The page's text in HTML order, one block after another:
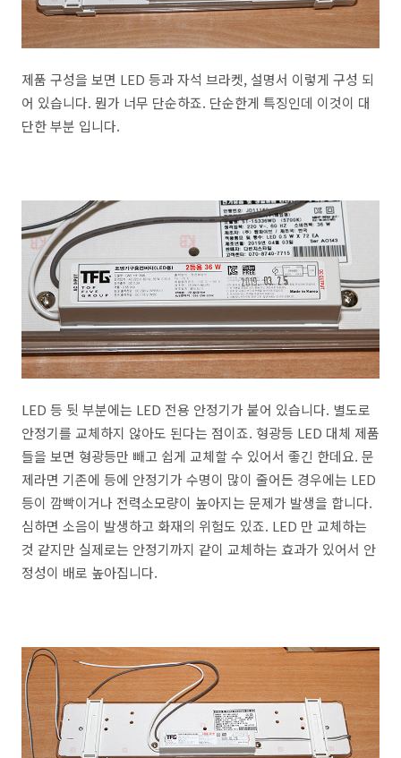
제품 구성을 보면 LED 등과 자석 브라켓, 설명서 이렇게 구성 되
어 있습니다. 뭔가 너무 단순하죠. 단순한게 특징인데 이것이 대
단한 부분 입니다.
LED 등 뒷 부분에는 LED 전용 안정기가 붙어 있습니다. 별도로
안정기를 교체하지 않아도 된다는 점이죠. 형광등 LED 대체 제품
들을 보면 형광등만 빼고 쉽게 교체할 수 있어서 좋긴 한데요. 문
제라면 기존에 등에 안정기가 수명이 많이 줄어든 경우에는 LED
등이 깜빡이거나 전력소모량이 높아지는 문제가 발생을 합니다.
심하면 소음이 발생하고 화재의 위험도 있죠. LED 만 교체하는
것 같지만 실제로는 안정기까지 같이 교체하는 효과가 있어서 안
정성이 배로 높아집니다.